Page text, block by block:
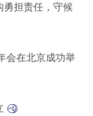
勇担责任，守候
会在北京成功举